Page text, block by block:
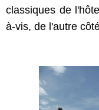
classiques de
à-vis, de l'autre